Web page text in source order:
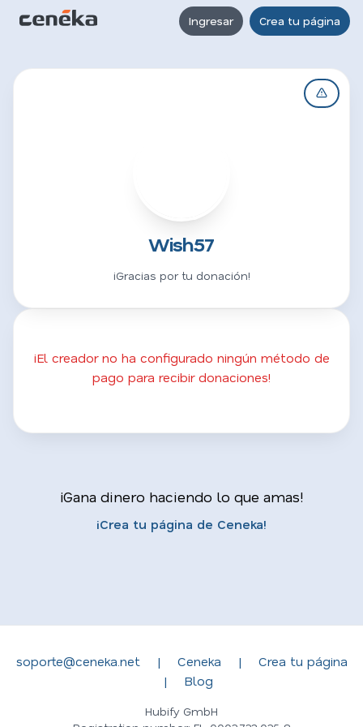
Ingresar Crea tu página
Wish57
¡Gracias por tu donación!
¡El creador no ha configurado ningún método de
pago para recibir donaciones!
¡Gana dinero haciendo lo que amas!
¡Crea tu página de Ceneka!
soporte@ceneka.net | Ceneka |
Crea tu página
|
Blog
Hubify GmbH